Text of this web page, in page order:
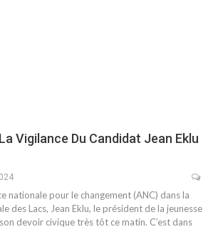
Vigilance Du Candidat Jean Eklu
nationale pour le changement (ANC) dans la
des Lacs, Jean Eklu, le président de la jeunesse
devoir civique très tôt ce matin. C’est dans